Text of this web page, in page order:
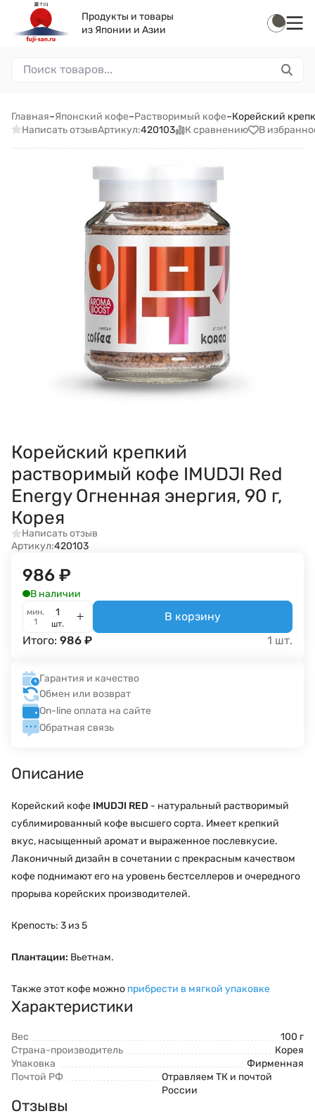
Продукты и товары
из Японии и Азии
Главная–Японский кофе–Растворимый кофе–Корейский
Написать отзывАртикул:420103 К сравнению В
Корейский крепкий
растворимый кофе IMUDJI Red
Energy Огненная энергия, 90 г,
Корея
Написать отзыв
Артикул:420103
986 ₽
В наличии
мин.
1
шт.
В корзину
Итого: 986 ₽ 1 шт.
Гарантия и качество
Обмен или возврат
On-line оплата на сайте
Обратная связь
Описание
Корейский кофе IMUDJI RED - натуральный растворимый
сублимированный кофе высшего сорта. Имеет крепкий
вкус, насыщенный аромат и выраженное послевкусие.
Лаконичный дизайн в сочетании с прекрасным качеством
кофе поднимают его на уровень бестселлеров и очередного
прорыва корейских производителей.
Крепость: 3 из 5
Плантации: Вьетнам.
Также этот кофе можно прибрести в мягкой упаковке
Характеристики
Вес
100 г
Страна-производитель
Корея
Упаковка
Фирменная
Почтой РФ
Отравляем ТК и почтой
России
Отзывы